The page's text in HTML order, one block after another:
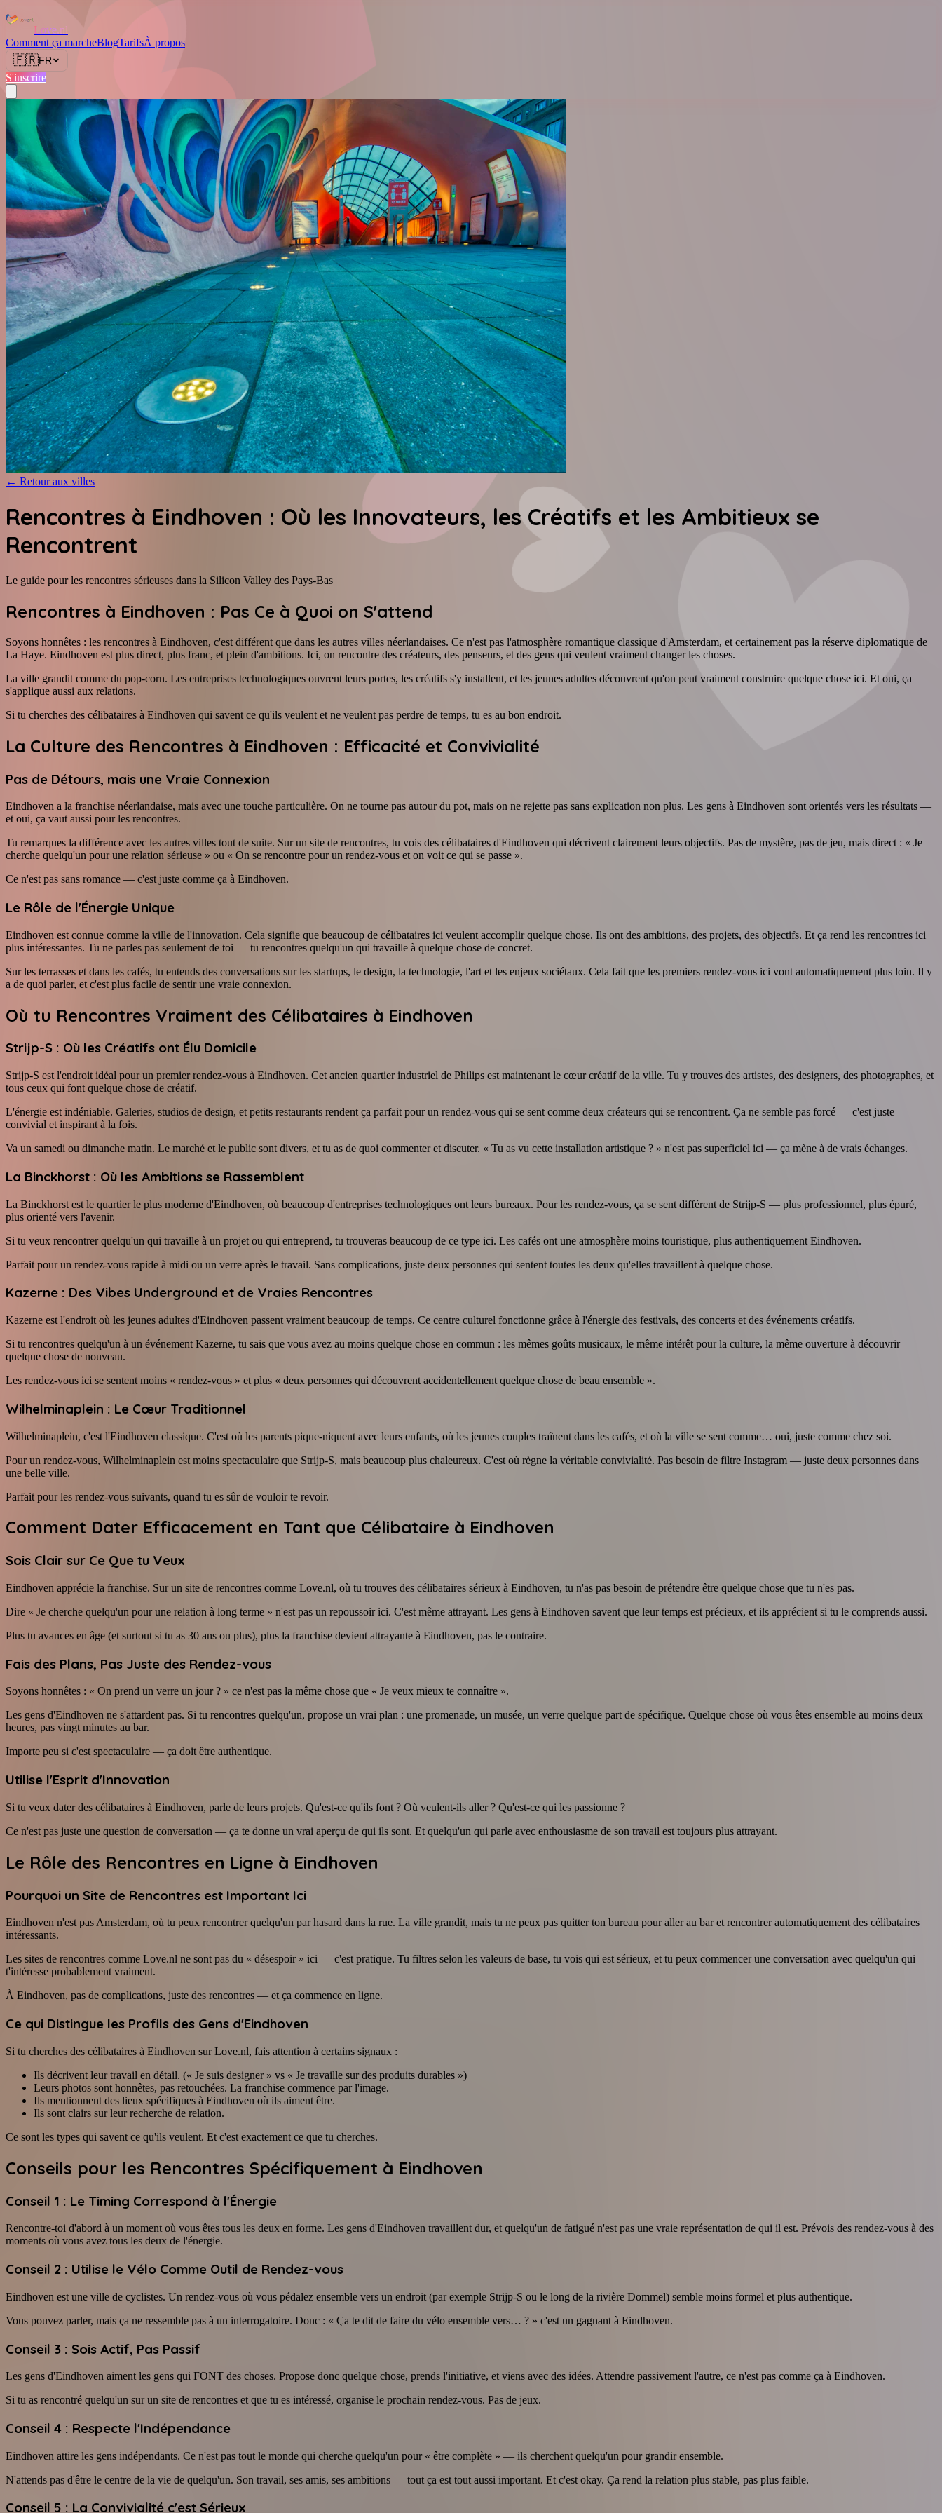
Love.nl
Comment ça marcheBlogTarifsÀ propos
🇫🇷FR
S'inscrire
← Retour aux villes
Rencontres à Eindhoven : Où les Innovateurs, les Créatifs et les Ambitieux se
Rencontrent
Le guide pour les rencontres sérieuses dans la Silicon Valley des Pays-Bas
Rencontres à Eindhoven : Pas Ce à Quoi on S'attend
Soyons honnêtes : les rencontres à Eindhoven, c'est différent que dans les autres villes néerlandaises. Ce n'est pas l'atmosphère romantique classique d'Amsterdam, et certainement pas la réserve diplomatique de
La Haye. Eindhoven est plus direct, plus franc, et plein d'ambitions. Ici, on rencontre des créateurs, des penseurs, et des gens qui veulent vraiment changer les choses.
La ville grandit comme du pop-corn. Les entreprises technologiques ouvrent leurs portes, les créatifs s'y installent, et les jeunes adultes découvrent qu'on peut vraiment construire quelque chose ici. Et oui, ça
s'applique aussi aux relations.
Si tu cherches des célibataires à Eindhoven qui savent ce qu'ils veulent et ne veulent pas perdre de temps, tu es au bon endroit.
La Culture des Rencontres à Eindhoven : Efficacité et Convivialité
Pas de Détours, mais une Vraie Connexion
Eindhoven a la franchise néerlandaise, mais avec une touche particulière. On ne tourne pas autour du pot, mais on ne rejette pas sans explication non plus. Les gens à Eindhoven sont orientés vers les résultats —
et oui, ça vaut aussi pour les rencontres.
Tu remarques la différence avec les autres villes tout de suite. Sur un site de rencontres, tu vois des célibataires d'Eindhoven qui décrivent clairement leurs objectifs. Pas de mystère, pas de jeu, mais direct : « Je
cherche quelqu'un pour une relation sérieuse » ou « On se rencontre pour un rendez-vous et on voit ce qui se passe ».
Ce n'est pas sans romance — c'est juste comme ça à Eindhoven.
Le Rôle de l'Énergie Unique
Eindhoven est connue comme la ville de l'innovation. Cela signifie que beaucoup de célibataires ici veulent accomplir quelque chose. Ils ont des ambitions, des projets, des objectifs. Et ça rend les rencontres ici
plus intéressantes. Tu ne parles pas seulement de toi — tu rencontres quelqu'un qui travaille à quelque chose de concret.
Sur les terrasses et dans les cafés, tu entends des conversations sur les startups, le design, la technologie, l'art et les enjeux sociétaux. Cela fait que les premiers rendez-vous ici vont automatiquement plus loin. Il y
a de quoi parler, et c'est plus facile de sentir une vraie connexion.
Où tu Rencontres Vraiment des Célibataires à Eindhoven
Strijp-S : Où les Créatifs ont Élu Domicile
Strijp-S est l'endroit idéal pour un premier rendez-vous à Eindhoven. Cet ancien quartier industriel de Philips est maintenant le cœur créatif de la ville. Tu y trouves des artistes, des designers, des photographes, et
tous ceux qui font quelque chose de créatif.
L'énergie est indéniable. Galeries, studios de design, et petits restaurants rendent ça parfait pour un rendez-vous qui se sent comme deux créateurs qui se rencontrent. Ça ne semble pas forcé — c'est juste
convivial et inspirant à la fois.
Va un samedi ou dimanche matin. Le marché et le public sont divers, et tu as de quoi commenter et discuter. « Tu as vu cette installation artistique ? » n'est pas superficiel ici — ça mène à de vrais échanges.
La Binckhorst : Où les Ambitions se Rassemblent
La Binckhorst est le quartier le plus moderne d'Eindhoven, où beaucoup d'entreprises technologiques ont leurs bureaux. Pour les rendez-vous, ça se sent différent de Strijp-S — plus professionnel, plus épuré,
plus orienté vers l'avenir.
Si tu veux rencontrer quelqu'un qui travaille à un projet ou qui entreprend, tu trouveras beaucoup de ce type ici. Les cafés ont une atmosphère moins touristique, plus authentiquement Eindhoven.
Parfait pour un rendez-vous rapide à midi ou un verre après le travail. Sans complications, juste deux personnes qui sentent toutes les deux qu'elles travaillent à quelque chose.
Kazerne : Des Vibes Underground et de Vraies Rencontres
Kazerne est l'endroit où les jeunes adultes d'Eindhoven passent vraiment beaucoup de temps. Ce centre culturel fonctionne grâce à l'énergie des festivals, des concerts et des événements créatifs.
Si tu rencontres quelqu'un à un événement Kazerne, tu sais que vous avez au moins quelque chose en commun : les mêmes goûts musicaux, le même intérêt pour la culture, la même ouverture à découvrir
quelque chose de nouveau.
Les rendez-vous ici se sentent moins « rendez-vous » et plus « deux personnes qui découvrent accidentellement quelque chose de beau ensemble ».
Wilhelminaplein : Le Cœur Traditionnel
Wilhelminaplein, c'est l'Eindhoven classique. C'est où les parents pique-niquent avec leurs enfants, où les jeunes couples traînent dans les cafés, et où la ville se sent comme… oui, juste comme chez soi.
Pour un rendez-vous, Wilhelminaplein est moins spectaculaire que Strijp-S, mais beaucoup plus chaleureux. C'est où règne la véritable convivialité. Pas besoin de filtre Instagram — juste deux personnes dans
une belle ville.
Parfait pour les rendez-vous suivants, quand tu es sûr de vouloir te revoir.
Comment Dater Efficacement en Tant que Célibataire à Eindhoven
Sois Clair sur Ce Que tu Veux
Eindhoven apprécie la franchise. Sur un site de rencontres comme Love.nl, où tu trouves des célibataires sérieux à Eindhoven, tu n'as pas besoin de prétendre être quelque chose que tu n'es pas.
Dire « Je cherche quelqu'un pour une relation à long terme » n'est pas un repoussoir ici. C'est même attrayant. Les gens à Eindhoven savent que leur temps est précieux, et ils apprécient si tu le comprends aussi.
Plus tu avances en âge (et surtout si tu as 30 ans ou plus), plus la franchise devient attrayante à Eindhoven, pas le contraire.
Fais des Plans, Pas Juste des Rendez-vous
Soyons honnêtes : « On prend un verre un jour ? » ce n'est pas la même chose que « Je veux mieux te connaître ».
Les gens d'Eindhoven ne s'attardent pas. Si tu rencontres quelqu'un, propose un vrai plan : une promenade, un musée, un verre quelque part de spécifique. Quelque chose où vous êtes ensemble au moins deux
heures, pas vingt minutes au bar.
Importe peu si c'est spectaculaire — ça doit être authentique.
Utilise l'Esprit d'Innovation
Si tu veux dater des célibataires à Eindhoven, parle de leurs projets. Qu'est-ce qu'ils font ? Où veulent-ils aller ? Qu'est-ce qui les passionne ?
Ce n'est pas juste une question de conversation — ça te donne un vrai aperçu de qui ils sont. Et quelqu'un qui parle avec enthousiasme de son travail est toujours plus attrayant.
Le Rôle des Rencontres en Ligne à Eindhoven
Pourquoi un Site de Rencontres est Important Ici
Eindhoven n'est pas Amsterdam, où tu peux rencontrer quelqu'un par hasard dans la rue. La ville grandit, mais tu ne peux pas quitter ton bureau pour aller au bar et rencontrer automatiquement des célibataires
intéressants.
Les sites de rencontres comme Love.nl ne sont pas du « désespoir » ici — c'est pratique. Tu filtres selon les valeurs de base, tu vois qui est sérieux, et tu peux commencer une conversation avec quelqu'un qui
t'intéresse probablement vraiment.
À Eindhoven, pas de complications, juste des rencontres — et ça commence en ligne.
Ce qui Distingue les Profils des Gens d'Eindhoven
Si tu cherches des célibataires à Eindhoven sur Love.nl, fais attention à certains signaux :
Ils décrivent leur travail en détail. (« Je suis designer » vs « Je travaille sur des produits durables »)
Leurs photos sont honnêtes, pas retouchées. La franchise commence par l'image.
Ils mentionnent des lieux spécifiques à Eindhoven où ils aiment être.
Ils sont clairs sur leur recherche de relation.
Ce sont les types qui savent ce qu'ils veulent. Et c'est exactement ce que tu cherches.
Conseils pour les Rencontres Spécifiquement à Eindhoven
Conseil 1 : Le Timing Correspond à l'Énergie
Rencontre-toi d'abord à un moment où vous êtes tous les deux en forme. Les gens d'Eindhoven travaillent dur, et quelqu'un de fatigué n'est pas une vraie représentation de qui il est. Prévois des rendez-vous à des
moments où vous avez tous les deux de l'énergie.
Conseil 2 : Utilise le Vélo Comme Outil de Rendez-vous
Eindhoven est une ville de cyclistes. Un rendez-vous où vous pédalez ensemble vers un endroit (par exemple Strijp-S ou le long de la rivière Dommel) semble moins formel et plus authentique.
Vous pouvez parler, mais ça ne ressemble pas à un interrogatoire. Donc : « Ça te dit de faire du vélo ensemble vers… ? » c'est un gagnant à Eindhoven.
Conseil 3 : Sois Actif, Pas Passif
Les gens d'Eindhoven aiment les gens qui FONT des choses. Propose donc quelque chose, prends l'initiative, et viens avec des idées. Attendre passivement l'autre, ce n'est pas comme ça à Eindhoven.
Si tu as rencontré quelqu'un sur un site de rencontres et que tu es intéressé, organise le prochain rendez-vous. Pas de jeux.
Conseil 4 : Respecte l'Indépendance
Eindhoven attire les gens indépendants. Ce n'est pas tout le monde qui cherche quelqu'un pour « être complète » — ils cherchent quelqu'un pour grandir ensemble.
N'attends pas d'être le centre de la vie de quelqu'un. Son travail, ses amis, ses ambitions — tout ça est tout aussi important. Et c'est okay. Ça rend la relation plus stable, pas plus faible.
Conseil 5 : La Convivialité c'est Sérieux